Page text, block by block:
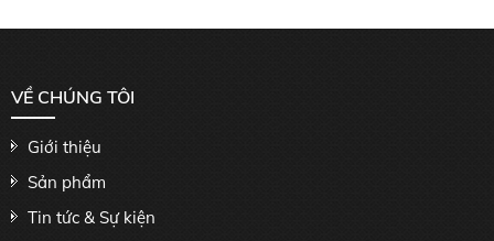
VỀ CHÚNG TÔI
Giới thiệu
Sản phẩm
Tin tức & Sự kiện